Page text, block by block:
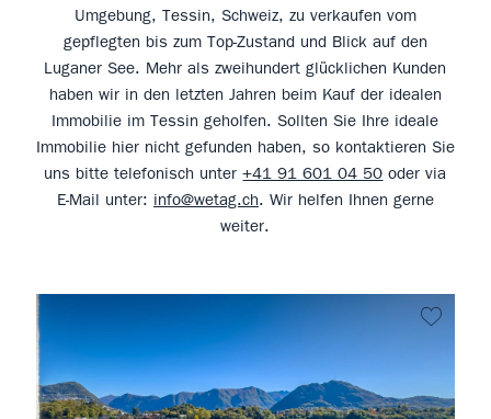
Umgebung, Tessin, Schweiz, zu verkaufen vom
gepflegten bis zum Top-Zustand und Blick auf den
Luganer See. Mehr als zweihundert glücklichen Kunden
haben wir in den letzten Jahren beim Kauf der idealen
Immobilie im Tessin geholfen. Sollten Sie Ihre ideale
Immobilie hier nicht gefunden haben, so kontaktieren Sie
uns bitte telefonisch unter+41 91 601 04 50 oder via
E-Mail unter: info@wetag.ch. Wir helfen Ihnen gerne
weiter.